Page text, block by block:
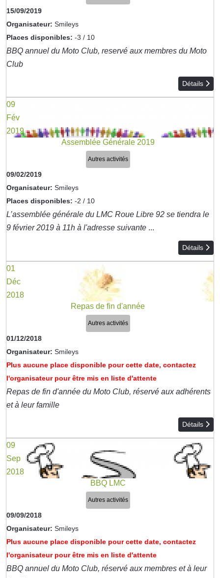
15/09/2019
Organisateur: Smileys
Places disponibles: -3 / 10
BBQ annuel du Moto Club, reservé aux membres du Moto
Club
Détails
09
Fév
2019
Assemblée Générale 2019
Autres activités
09/02/2019
Organisateur: Smileys
Places disponibles: -2 / 10
L’assemblée générale du LMC Roue Libre 92 se tiendra le
9 février 2019 à 11h à l'adresse suivante ...
Détails
01
Déc
2018
Repas de fin d'année
Autres activités
01/12/2018
Organisateur: Smileys
Plus aucune place disponible pour cette date, contactez
l'organisateur pour être mis en liste d'attente
Repas de fin d'année du Moto Club, réservé aux adhérents
et à leur famille
Détails
09
Sep
2018
BBQ LMC
Autres activités
09/09/2018
Organisateur: Smileys
Plus aucune place disponible pour cette date, contactez
l'organisateur pour être mis en liste d'attente
BBQ annuel du Moto Club, réservé aux membres et à leur